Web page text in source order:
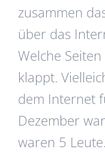
zusammen
über das
Welche
klappt.
dem Internet
Dezember
waren 5